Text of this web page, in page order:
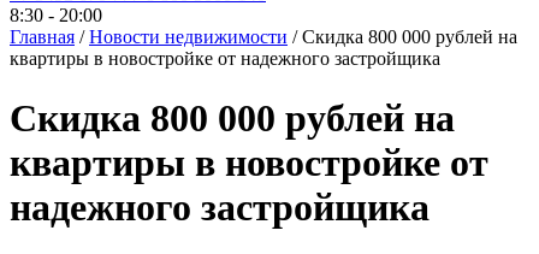
8:30 - 20:00
Главная / Новости недвижимости / Скидка 800 000 рублей на
квартиры в новостройке от надежного застройщика
Скидка 800 000 рублей на
квартиры в новостройке от
надежного застройщика